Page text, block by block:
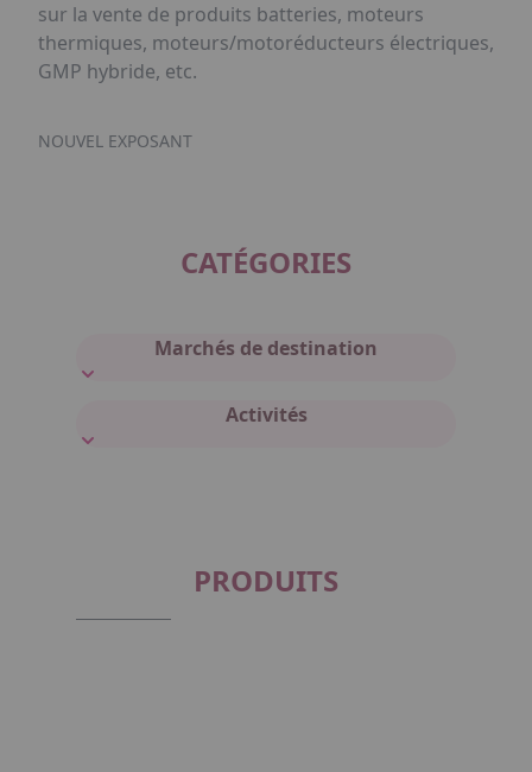
sur la vente de produits batteries, moteurs
thermiques, moteurs/motoréducteurs électriques,
GMP hybride, etc.
NOUVEL EXPOSANT
CATÉGORIES
Marchés de destination
Activités
PRODUITS